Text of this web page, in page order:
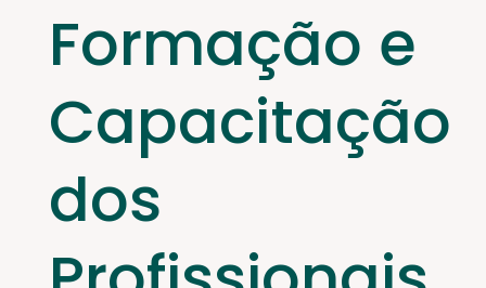
Formação e
Capacitação
dos